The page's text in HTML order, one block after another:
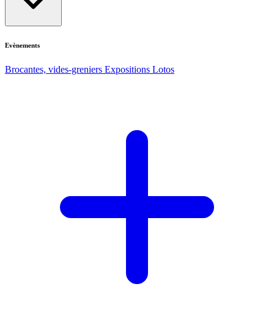
Evènements
Brocantes, vides-greniers Expositions Lotos